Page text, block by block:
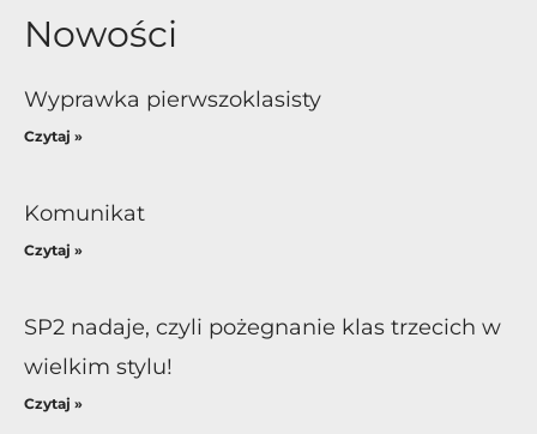
Nowości
Wyprawka pierwszoklasisty
Czytaj »
Komunikat
Czytaj »
SP2 nadaje, czyli pożegnanie klas trzecich w
wielkim stylu!
Czytaj »